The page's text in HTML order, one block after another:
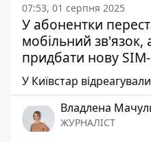
07:53, 01 серпня 2025
У абонентки
мобільний зв'язок,
придбати нову
У Київстар
Владлена
ЖУРНАЛІСТ